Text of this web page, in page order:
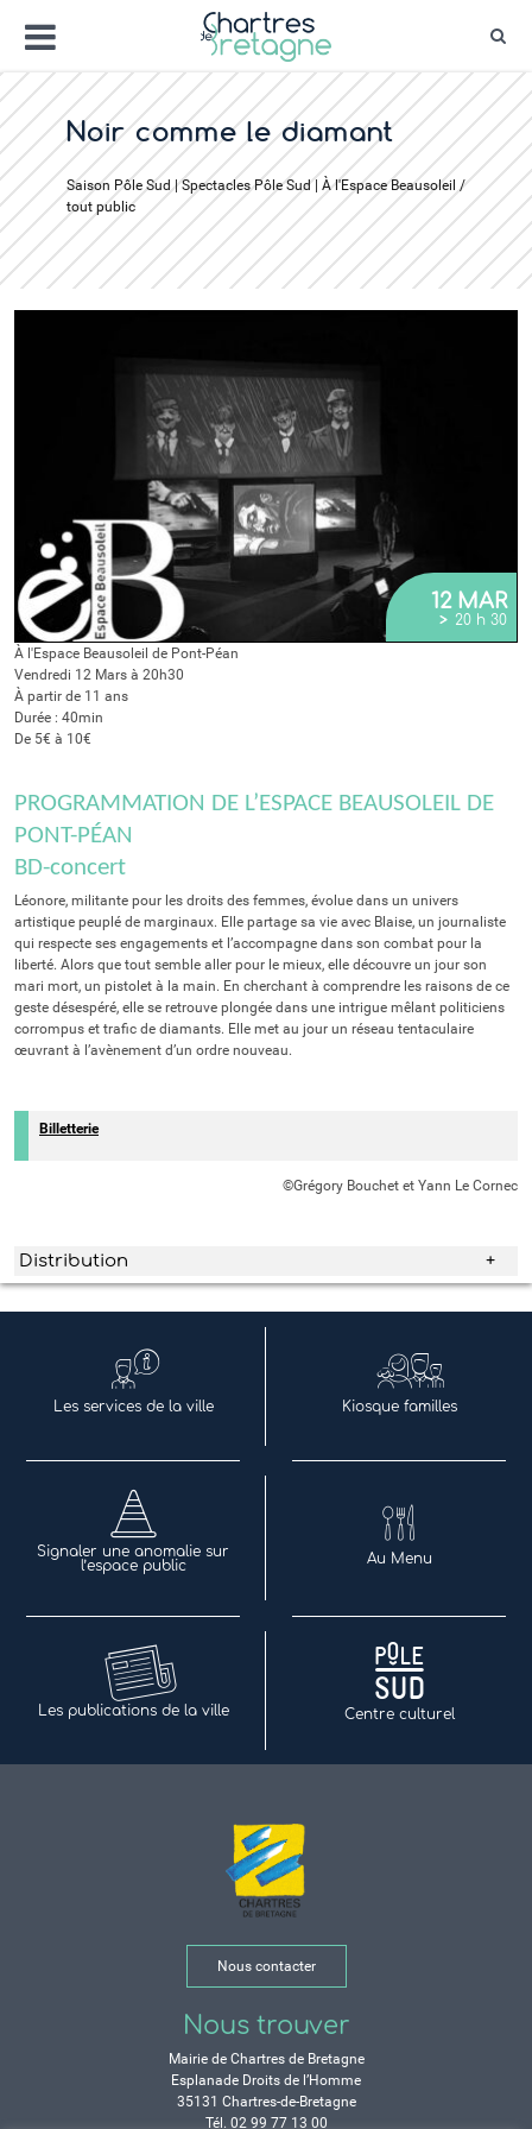
contenu
Menu
Bienvenue sur le site de la ville de
Ville Zéro phyto / 4 fleurs
Noir comme le diamant
Saison Pôle Sud | Spectacles Pôle Sud | À l'Espace Beausoleil /
tout public
12 MAR
> 20 h 30
À l'Espace Beausoleil de Pont-Péan
Vendredi 12 Mars à 20h30
À partir de 11 ans
Durée : 40min
De 5€ à 10€
PROGRAMMATION DE L’ESPACE BEAUSOLEIL DE
PONT-PÉAN
BD-concert
Léonore, militante pour les droits des femmes, évolue dans un univers
artistique peuplé de marginaux. Elle partage sa vie avec Blaise, un journaliste
qui respecte ses engagements et l’accompagne dans son combat pour la
liberté. Alors que tout semble aller pour le mieux, elle découvre un jour son
mari mort, un pistolet à la main. En cherchant à comprendre les raisons de ce
geste désespéré, elle se retrouve plongée dans une intrigue mêlant politiciens
corrompus et trafic de diamants. Elle met au jour un réseau tentaculaire
œuvrant à l’avènement d’un ordre nouveau.
Billetterie
©Grégory Bouchet et Yann Le Cornec
Distribution
Les services de la ville Kiosque familles
Signaler une anomalie sur
l’espace public
Au Menu
Les publications de la ville Centre culturel
Nous contacter
Nous trouver
Mairie de Chartres de Bretagne
Esplanade Droits de l’Homme
35131 Chartres-de-Bretagne
Tél. 02 99 77 13 00